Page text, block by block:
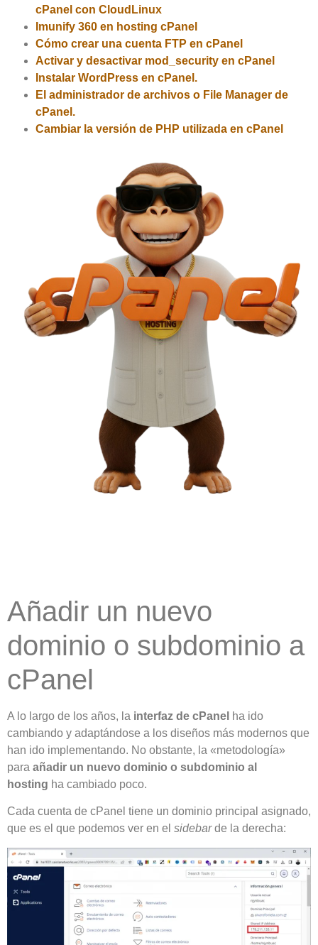
cPanel con CloudLinux
Imunify 360 en hosting cPanel
Cómo crear una cuenta FTP en cPanel
Activar y desactivar mod_security en cPanel
Instalar WordPress en cPanel.
El administrador de archivos o File Manager de
cPanel.
Cambiar la versión de PHP utilizada en cPanel
Añadir un nuevo
dominio o subdominio a
cPanel
A lo largo de los años, la interfaz de cPanel ha ido
cambiando y adaptándose a los diseños más modernos que
han ido implementando. No obstante, la «metodología»
para añadir un nuevo dominio o subdominio al
hosting ha cambiado poco.
Cada cuenta de cPanel tiene un dominio principal asignado,
que es el que podemos ver en el sidebarde la derecha: